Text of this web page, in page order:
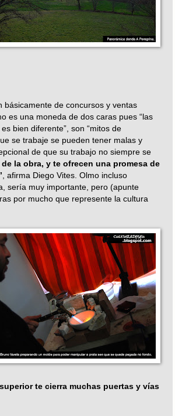
básicamente de concursos y ventas
es una moneda de dos caras pues “las
es bien diferente”, son “mitos de
se trabaje se pueden tener malas y
de que su trabajo no siempre se
la obra, y te ofrecen una promesa de
, afirma Diego Vites. Olmo incluso
sería muy importante, pero (apunte
por mucho que represente la cultura
te cierra muchas puertas y vías